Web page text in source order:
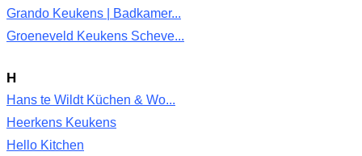
Grando Keukens | Badkamer...
Groeneveld Keukens Scheve...
H
Hans te Wildt Küchen & Wo...
Heerkens Keukens
Hello Kitchen